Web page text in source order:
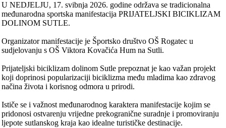
U NEDJELJU, 17. svibnja 2026. godine održava se tradicionalna
međunarodna sportska manifestacija PRIJATELJSKI BICIKLIZAM
DOLINOM SUTLE.
Organizator manifestacije je Športsko društvo OŠ Rogatec u
sudjelovanju s OŠ Viktora Kovačića Hum na Sutli.
Prijateljski biciklizam dolinom Sutle prepoznat je kao važan projekt
koji doprinosi popularizaciji biciklizma među mladima kao zdravog
načina života i korisnog odmora u prirodi.
Ističe se i važnost međunarodnog karaktera manifestacije kojim se
pridonosi ostvarenju vrijedne prekogranične suradnje i promoviranju
ljepote sutlanskog kraja kao idealne turističke destinacije.